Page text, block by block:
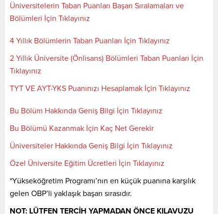
Üniversitelerin Taban Puanları Başarı Sıralamaları ve
Bölümleri İçin Tıklayınız
4 Yıllık Bölümlerin Taban Puanları İçin Tıklayınız
2 Yıllık Üniversite (Önlisans) Bölümleri Taban Puanları İçin
Tıklayınız
TYT VE AYT-YKS Puanınızı Hesaplamak İçin Tıklayınız
Bu Bölüm Hakkında Geniş Bilgi İçin Tıklayınız
Bu Bölümü Kazanmak İçin Kaç Net Gerekir
Üniversiteler Hakkında Geniş Bilgi İçin Tıklayınız
Özel Üniversite Eğitim Ücretleri İçin Tıklayınız
*Yükseköğretim Programı’nın en küçük puanına karşılık
gelen OBP’li yaklaşık başarı sırasıdır.
NOT: LÜTFEN TERCİH YAPMADAN ÖNCE KILAVUZU